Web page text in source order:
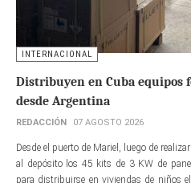
INTERNACIONAL
Distribuyen en Cuba equipos
desde Argentina
REDACCIÓN 07 AGOSTO 2026
Desde el puerto de Mariel, luego de
al depósito los 45 kits de 3 KW de
para distribuirse en viviendas de niños